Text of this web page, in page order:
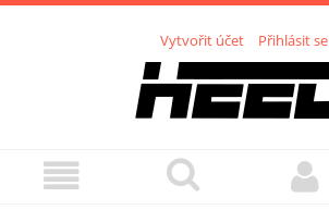
Vytvořit účet Přihlásit se